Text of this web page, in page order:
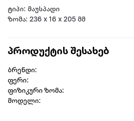
ტიპი: მაუსპადი
ზომა: 236 x 16 x 205 მმ
პროდუქტის შესახებ
ბრენდი:
ფერი:
ფიზიკური ზომა:
მოდელი: